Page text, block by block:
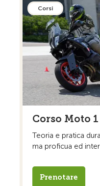
Corsi
Corso Moto 1
Teoria e pratica
ma proficua ed
Prenotare